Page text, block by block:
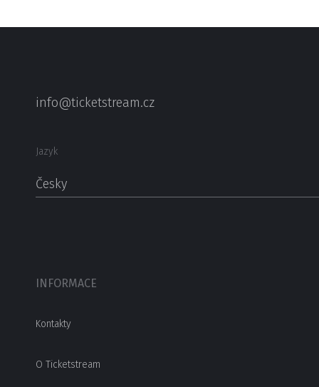
info@ticketstream.cz
Jazyk
Česky
INFORMACE
Kontakty
O Ticketstream